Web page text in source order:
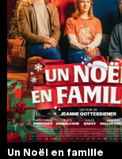
Un Noël en famille